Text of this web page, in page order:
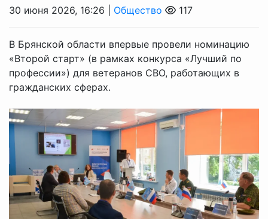
30 июня 2026, 16:26 | Общество 117
В Брянской области впервые провели номинацию
«Второй старт» (в рамках конкурса «Лучший по
профессии») для ветеранов СВО, работающих в
гражданских сферах.